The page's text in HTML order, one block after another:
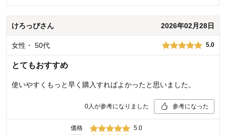
けろっぴさん 2026年02月28日
女性 ・ 50代 5.0
とてもおすすめ
使いやすくもっと早く購入すればよかったと思いました。
0人が参考になりました 参考になった
価格
5.0